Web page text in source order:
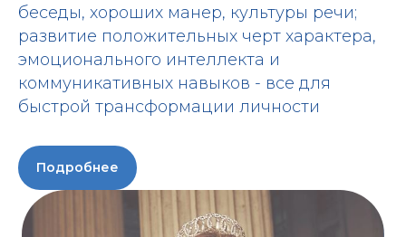
беседы, хороших манер, культуры речи;
развитие положительных черт характера,
эмоционального интеллекта и
коммуникативных навыков - все для
быстрой трансформации личности
Подробнее